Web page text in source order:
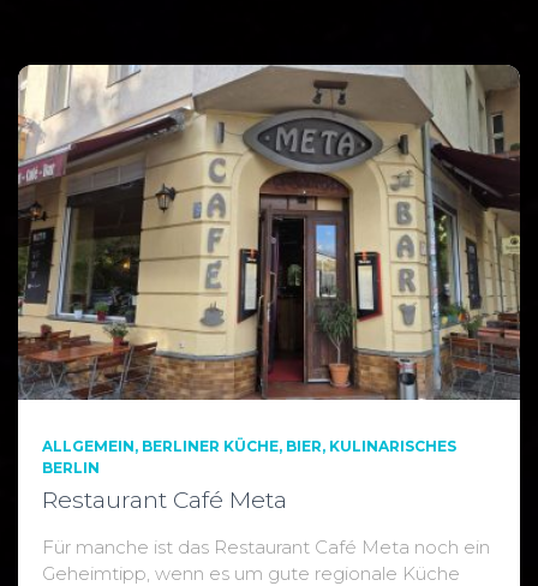
ALLGEMEIN BERLINER KÜCHE BIER KULINARISCHES
BERLIN
Restaurant Café Meta
Für manche ist das Restaurant Café Meta noch ein
Geheimtipp, wenn es um gute regionale Küche